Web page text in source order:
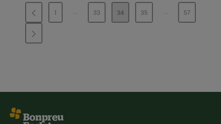
PÀGINA
1 ...PÀGINES INTERMÈDIES
PÀGINA
33 PÀGINA
34 PÀGINA
35 ...PÀGINESPÀGINA
57